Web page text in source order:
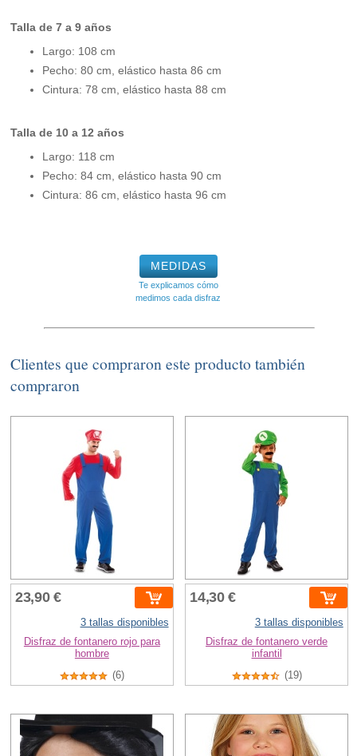
Talla de 7 a 9 años
Largo: 108 cm
Pecho: 80 cm, elástico hasta 86 cm
Cintura: 78 cm, elástico hasta 88 cm
Talla de 10 a 12 años
Largo: 118 cm
Pecho: 84 cm, elástico hasta 90 cm
Cintura: 86 cm, elástico hasta 96 cm
MEDIDAS
Te explicamos cómo
medimos cada disfraz
Clientes que compraron este producto también
compraron
23,90 €
3 tallas disponibles
Disfraz de fontanero rojo para
hombre
(6)
14,30 €
3 tallas disponibles
Disfraz de fontanero verde
infantil
(19)